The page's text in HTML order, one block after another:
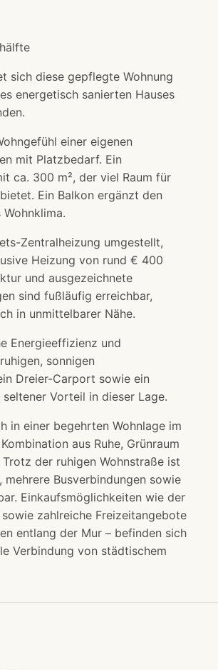
sich diese gepflegte Wohnung
energetisch sanierten Hauses
einer eigenen
mit Platzbedarf. Ein
ca. 300 m², der viel Raum für
Ein Balkon ergänzt den
Zentralheizung umgestellt,
Heizung von rund € 400
und ausgezeichnete
sind fußläufig erreichbar,
in unmittelbarer Nähe.
Energieeffizienz und
sonnigen
Dreier-Carport sowie ein
Vorteil in dieser Lage.
in einer begehrten Wohnlage im
aus Ruhe, Grünraum
der ruhigen Wohnstraße ist
Busverbindungen sowie
Einkaufsmöglichkeiten wie der
zahlreiche Freizeitangebote
entlang der Mur – befinden sich
Verbindung von städtischem